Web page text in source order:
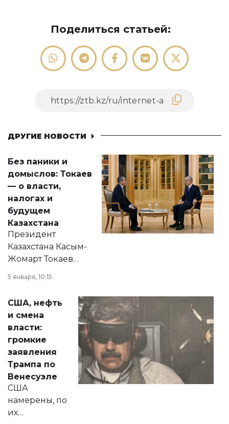
Поделиться статьей:
ДРУГИЕ НОВОСТИ
Без паники и
домыслов: Токаев
— о власти,
налогах и
будущем
Казахстана
Президент
Казахстана Касым-
Жомарт Токаев
сразу несколько
актуальных тем —
от слухов о
политических
реформах до
вопросов армии,
экономики и
личного здоровья.
5 января, 10:15
США, нефть
и смена
власти:
громкие
заявления
Трампа по
Венесуэле
США
намерены, по
их